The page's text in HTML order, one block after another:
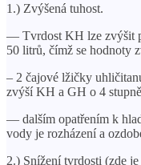
1.) Zvýšená tuhost.
— Tvrdost KH lze zvýšit
50 litrů, čímž se hodnoty
– 2 čajové lžičky
zvýší KH a GH o 4
— dalším opatřením k
vody je rozházení a
2.) Snížení tvrdosti (zde